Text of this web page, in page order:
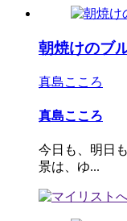
朝焼けのブ
真島こころ
真島こころ
今日も、明日
景は、ゆ...